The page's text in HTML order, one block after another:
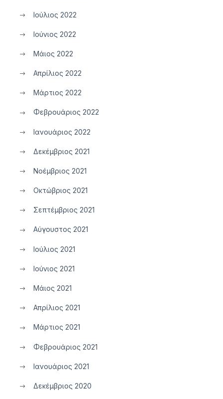
Ιούλιος 2022
Ιούνιος 2022
Μάιος 2022
Απρίλιος 2022
Μάρτιος 2022
Φεβρουάριος 2022
Ιανουάριος 2022
Δεκέμβριος 2021
Νοέμβριος 2021
Οκτώβριος 2021
Σεπτέμβριος 2021
Αύγουστος 2021
Ιούλιος 2021
Ιούνιος 2021
Μάιος 2021
Απρίλιος 2021
Μάρτιος 2021
Φεβρουάριος 2021
Ιανουάριος 2021
Δεκέμβριος 2020